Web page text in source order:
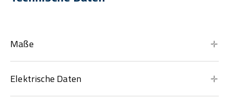
Maße
Elektrische Daten